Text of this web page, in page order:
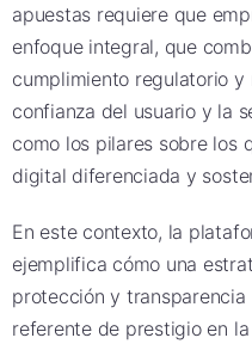
apuestas requiere que
enfoque integral, que
cumplimiento regulatorio y
confianza del usuario y la
como los pilares sobre los
digital diferenciada y
En este contexto, la
ejemplifica cómo una
protección y
referente de prestigio en